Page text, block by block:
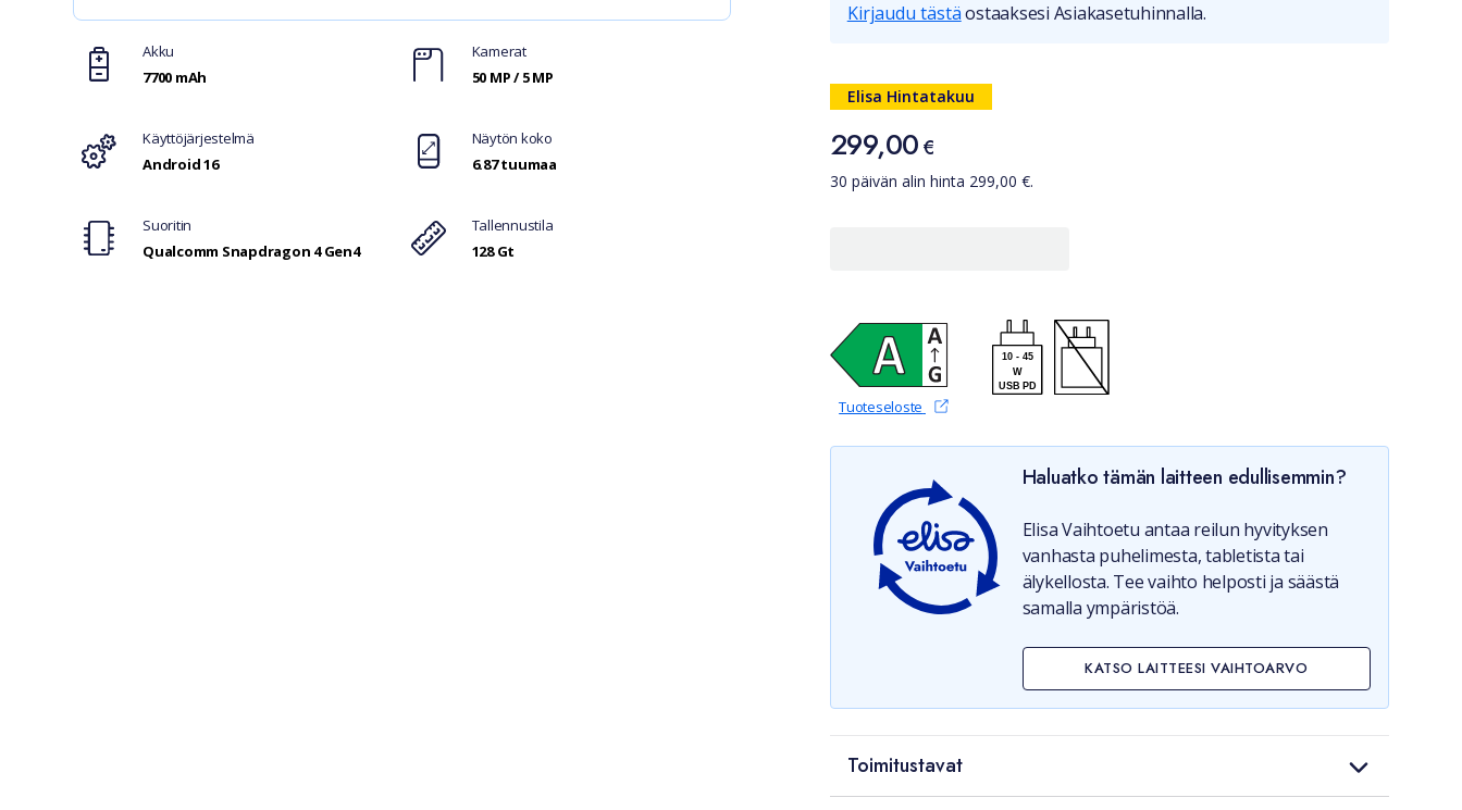
Ominaisuudet
Akku
7700 mAh
Kamerat
50 MP / 5 MP
Käyttöjärjestelmä
Android 16
Näytön koko
6.87 tuumaa
Suoritin
Qualcomm Snapdragon 4 Gen4
Tallennustila
128 Gt
Kirjaudu tästä ostaaksesi Asiakasetuhinnalla.
Hinta
Elisa Hintatakuu
299,00 €
299,00 €
30 päivän alin hinta 299,00 €.
Tuoteseloste (avautuu uudessa välilehdessä)
10 -45
W
USB PD
Haluatko tämän laitteen edullisemmin?
Elisa Vaihtoetu antaa reilun hyvityksen
vanhasta puhelimesta, tabletista tai
älykellosta. Tee vaihto helposti ja säästä
samalla ympäristöä.
KATSO LAITTEESI VAIHTOARVO
Toimitustavat